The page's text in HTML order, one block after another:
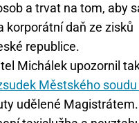
a trvat na tom, aby
korporátní daň ze zisků
republice.
Michálek upozornil
Městského soudu
udělené Magistrátem.